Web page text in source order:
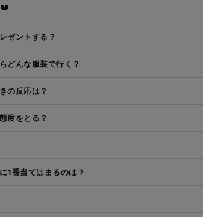
ゼントする？
どんな服装で行く？
の反応は？
度をとる？
1番当てはまるのは？